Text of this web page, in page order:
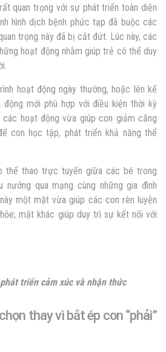
quan trọng với sự phát triển toàn diện
hình dịch bệnh phức tạp đã buộc các
trọng này đã bị cắt đứt. Lúc này, các
hoạt động nhằm giúp trẻ có thể duy
hoạt động ngày thường, hoặc lên kế
động mới phù hợp với điều kiện thời kỳ
hoạt động vừa giúp con giảm căng
con học tập, phát triển khả năng thể
thể thao trực tuyến giữa các bé trong
nướng qua mạng cùng những gia đình
một mặt vừa giúp các con rèn luyện
mặt khác giúp duy trì sự kết nối với
triển cảm xúc và nhận thức
thay vì bắt ép con “phải”